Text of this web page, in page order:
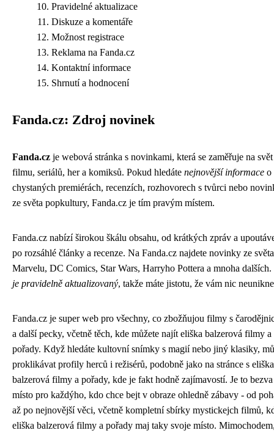
Pravidelné aktualizace
Diskuze a komentáře
Možnost registrace
Reklama na Fanda.cz
Kontaktní informace
Shrnutí a hodnocení
Fanda.cz: Zdroj novinek
Fanda.cz je webová stránka s novinkami, která se zaměřuje na svět
filmu, seriálů, her a komiksů. Pokud hledáte nejnovější informace o
chystaných premiérách, recenzích, rozhovorech s tvůrci nebo
ze světa popkultury, Fanda.cz je tím pravým místem.
Fanda.cz nabízí širokou škálu obsahu, od krátkých zpráv a
po rozsáhlé články a recenze. Na Fanda.cz najdete novinky ze světa
Marvelu, DC Comics, Star Wars, Harryho Pottera a mnoha dalších.
je pravidelně aktualizovaný, takže máte jistotu, že vám nic
Fanda.cz je super web pro všechny, co zbožňujou filmy s
a další pecky, včetně těch, kde můžete najít eliška balzerová filmy a
pořady. Když hledáte kultovní snímky s magií nebo jiný klasiky,
proklikávat profily herců i režisérů, podobně jako na stránce s eliška
balzerová filmy a pořady, kde je fakt hodně zajímavostí. Je to bezva
místo pro každýho, kdo chce bejt v obraze ohledně zábavy - od
až po nejnovější věci, včetně kompletní sbírky mystickejch filmů,
eliška balzerová filmy a pořady maj taky svoje místo.